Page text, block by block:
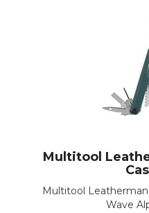
Multitool
Multitool
Wave